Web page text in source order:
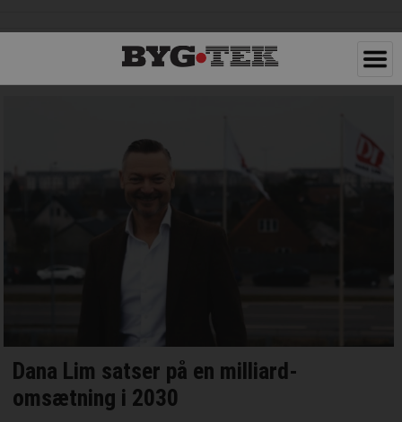
Dana Lim satser på en milliard-
omsætning i 2030